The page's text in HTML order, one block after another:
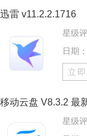
迅雷 v11.2.2.1716
星级
日期
立
移动云盘 V8.3.2 最
星级